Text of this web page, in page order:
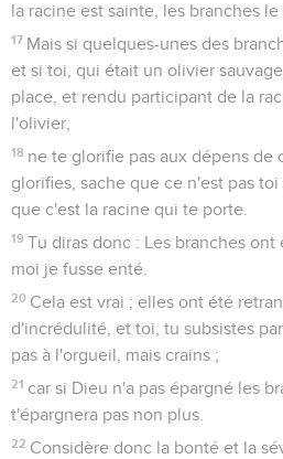
la racine est sainte, les branches le
17 Mais si quelques-unes des
et si toi, qui était un olivier
place, et rendu participant de la
l'olivier,
18 ne te glorifie pas aux dépens de
glorifies, sache que ce n'est pas
que c'est la racine qui te porte.
19 Tu diras donc : Les branches
moi je fusse enté.
20 Cela est vrai ; elles ont été
d'incrédulité, et toi, tu subsistes
pas à l'orgueil, mais crains ;
21 car si Dieu n'a pas épargné les
t'épargnera pas non plus.
22 Considère donc la bonté et la